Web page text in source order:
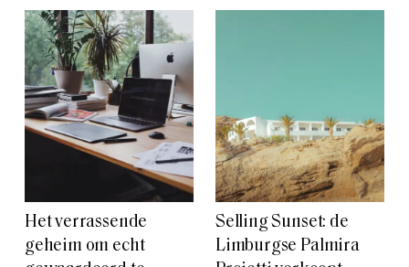
Het verrassende
geheim om echt
Selling Sunset: de
Limburgse Palmira